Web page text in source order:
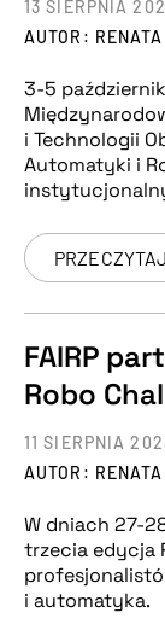
AUTOR:
13 SIERPNIA
3-5
i Technologii
Automatyki i
FAIRP
Robo
AUTOR:
11 SIERPNIA
W dniach 27-
trzecia edycja
i automatyka.